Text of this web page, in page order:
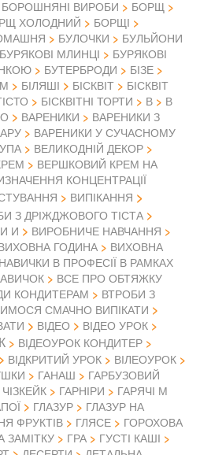
БОРОШНЯНІ ВИРОБИ
БОРЩ
ХОЛОДНИЙ
БОРЩІ
БУЛОЧКИ
БУЛЬЙОНИ
БУРЯКОВІ МЛИНЦІ
БУРЯКОВІ
БУТЕРБРОДИ
БІЗЕ
БІЛЯШІ БІСКВІТ
БІСКВІТ
БІСКВІТНІ ТОРТИ В
В
ВАРЕНИКИ
ВАРЕНИКИ З
ВАРЕНИКИ У СУЧАСНОМУ
ВЕЛИКОДНІЙ ДЕКОР
ВЕРШКОВИЙ КРЕМ НА
КОНЦЕНТРАЦІЇ
ВИПІКАННЯ
З ДРІЖДЖОВОГО ТІСТА
И
ВИРОБНИЧЕ НАВЧАННЯ
ГОДИНА
ВИХОВНА
В ПРОФЕСІЇ В РАМКАХ
ВСЕ ПРО ОБТЯЖКУ
КОНДИТЕРАМ
ВТРОБИ З
СМАЧНО ВИПІКАТИ
ВІДЕО
ВІДЕО УРОК
ВІДЕОУРОК КОНДИТЕР
ВІДКРИТИЙ УРОК
ВІЛЕОУРОК
ГАНАШ
ГАРБУЗОВИЙ
ГАРНІРИ
ГАРЯЧІ М
ГЛАЗУР
ГЛАЗУР НА
ФРУКТІВ ГЛЯСЕ
ГОРОХОВА
ЗАМІТКУ ГРА
ГУСТІ КАШІ